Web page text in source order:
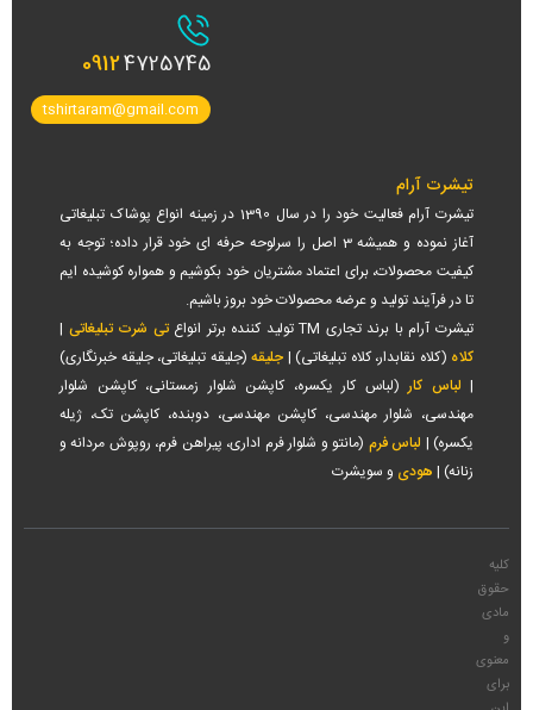
09124725745
tshirtaram@gmail.com
تیشرت آرام
تیشرت آرام فعالیت خود را در سال 1390 در زمینه انواع پوشاک تبلیغاتی
آغاز نموده و همیشه 3 اصل را سرلوحه حرفه ای خود قرار داده؛ توجه به
کیفیت محصولات، برای اعتماد مشتریان خود بکوشیم و همواره کوشیده ایم
تا در فرآیند تولید و عرضه محصولات خود بروز باشیم.
تیشرت آرام با برند تجاری TM تولید کننده برتر انواع
تی شرت تبلیغاتی |
کلاه (کلاه نقابدار، کلاه تبلیغاتی) | جلیقه (جلیقه تبلیغاتی، جلیقه خبرنگاری)
| لباس کار (لباس کار یکسره، کاپشن شلوار زمستانی، کاپشن شلوار
مهندسی، شلوار مهندسی، کاپشن مهندسی، دوبنده، کاپشن تک، ژیله
یکسره) | لباس فرم (مانتو و شلوار فرم اداری، پیراهن فرم، روپوش مردانه و
زنانه) | هودی و سویشرت
کلیه
حقوق
مادی
و
معنوی
برای